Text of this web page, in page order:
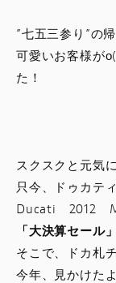
サービス
アパレル
コンフィギ
お支払いシ
”七五三参り”の
可愛いお客様が
た！
スクスクと元気
只今、ドゥカテ
Ducati 2012
「大決算セール」
そこで、ドカ札
今年、見かけた